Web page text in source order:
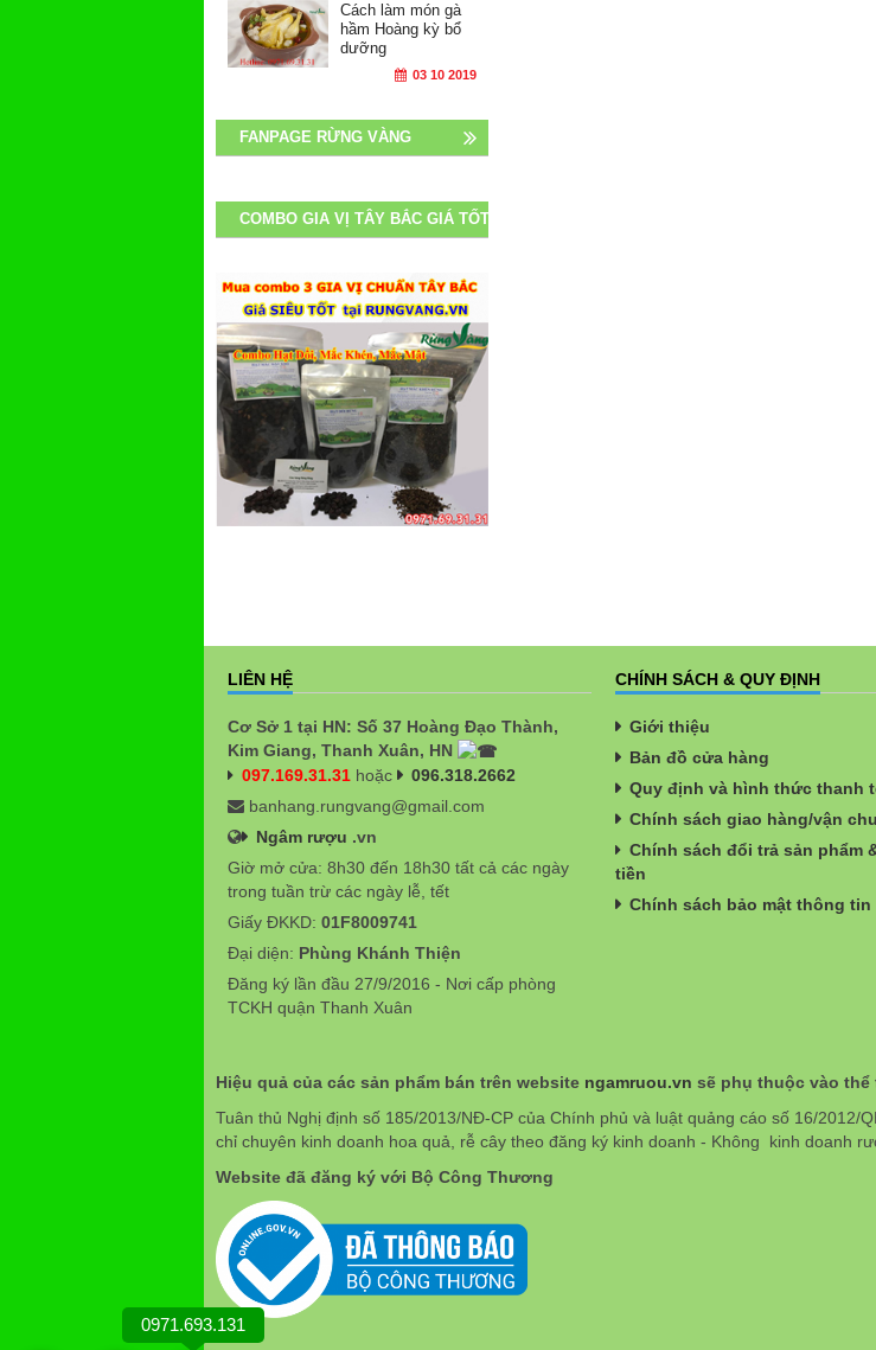
Cách làm món gà
hầm Hoàng kỳ bổ
dưỡng
03 10 2019
FANPAGE RỪNG VÀNG
COMBO GIA VỊ TÂY BẮC GIÁ TỐT
LIÊN HỆ
Cơ Sở 1 tại HN: Số 37 Hoàng Đạo Thành,
Kim Giang, Thanh Xuân, HN
097.169.31.31 hoặc
096.318.2662
banhang.rungvang@gmail.com
Ngâm rượu .vn
Giờ mở cửa: 8h30 đến 18h30 tất cả các ngày
trong tuần trừ các ngày lễ, tết
Giấy ĐKKD: 01F8009741
Đại diện: Phùng Khánh Thiện
Đăng ký lần đầu 27/9/2016 - Nơi cấp phòng
TCKH quận Thanh Xuân
CHÍNH SÁCH & QUY ĐỊNH
Giới thiệu
Bản đồ cửa hàng
Quy định và hình thức thanh
Chính sách giao hàng/vận
Chính sách đổi trả sản phẩm
tiền
Chính sách bảo mật thông tin
Hiệu quả của các sản phẩm bán trên website ngamruou.vn sẽ phụ thuộc vào
Tuân thủ Nghị định số 185/2013/NĐ-CP của Chính phủ và luật quảng cáo số 16/2012/
chỉ chuyên kinh doanh hoa quả, rễ cây theo đăng ký kinh doanh - Không kinh doanh
Website đã đăng ký với Bộ Công Thương
0971.693.131